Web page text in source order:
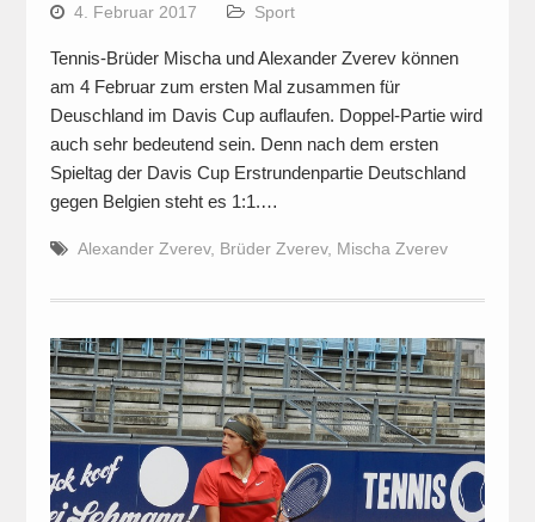
4. Februar 2017 Sport
Tennis-Brüder Mischa und Alexander Zverev können
am 4 Februar zum ersten Mal zusammen für
Deuschland im Davis Cup auflaufen. Doppel-Partie wird
auch sehr bedeutend sein. Denn nach dem ersten
Spieltag der Davis Cup Erstrundenpartie Deutschland
gegen Belgien steht es 1:1.…
Alexander Zverev, Brüder Zverev, Mischa Zverev